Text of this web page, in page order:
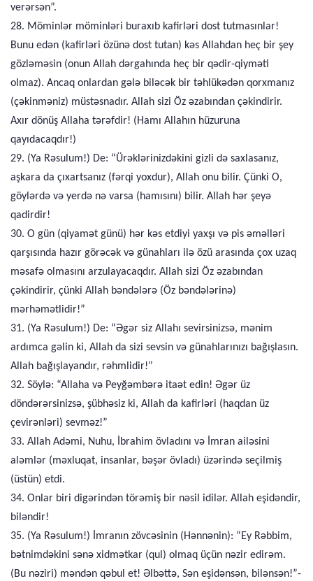
verərsən”.
28. Möminlər möminləri buraxıb kafirləri dost tutmasınlar!
Bunu edən (kafirləri özünə dost tutan) kəs Allahdan heç bir şey
gözləməsin (onun Allah dərgahında heç bir qədir-qiyməti
olmaz). Ancaq onlardan gələ biləcək bir təhlükədən qorxmanız
(çəkinməniz) müstəsnadır. Allah sizi Öz əzabından çəkindirir.
Axır dönüş Allaha tərəfdir! (Hamı Allahın hüzuruna
qayıdacaqdır!)
29. (Ya Rəsulum!) De: “Ürəklərinizdəkini gizli də saxlasanız,
aşkara da çıxartsanız (fərqi yoxdur), Allah onu bilir. Çünki O,
göylərdə və yerdə nə varsa (hamısını) bilir. Allah hər şeyə
qadirdir!
30. O gün (qiyamət günü) hər kəs etdiyi yaxşı və pis əməlləri
qarşısında hazır görəcək və günahları ilə özü arasında çox uzaq
məsafə olmasını arzulayacaqdır. Allah sizi Öz əzabından
çəkindirir, çünki Allah bəndələrə (Öz bəndələrinə)
mərhəmətlidir!”
31. (Ya Rəsulum!) De: “Əgər siz Allahı sevirsinizsə, mənim
ardımca gəlin ki, Allah da sizi sevsin və günahlarınızı bağışlasın.
Allah bağışlayandır, rəhmlidir!”
32. Söylə: “Allaha və Peyğəmbərə itaət edin! Əgər üz
döndərərsinizsə, şübhəsiz ki, Allah da kafirləri (haqdan üz
çevirənləri) sevməz!”
33. Allah Adəmi, Nuhu, İbrahim övladını və İmran ailəsini
aləmlər (məxluqat, insanlar, bəşər övladı) üzərində seçilmiş
(üstün) etdi.
34. Onlar biri digərindən törəmiş bir nəsil idilər. Allah eşidəndir,
biləndir!
35. (Ya Rəsulum!) İmranın zövcəsinin (Hənnənin): “Ey Rəbbim,
bətnimdəkini sənə xidmətkar (qul) olmaq üçün nəzir edirəm.
(Bu nəziri) məndən qəbul et! Əlbəttə, Sən eşidənsən, bilənsən!”-